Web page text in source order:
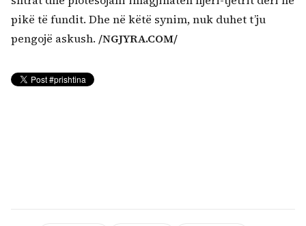
pikë të fundit. Dhe në këtë synim, nuk duhet t’ju
pengojë askush. /NGJYRA.COM/